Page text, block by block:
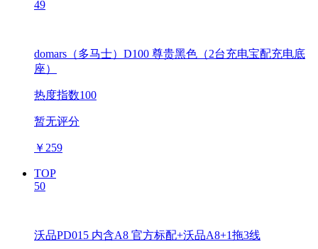
49
domars（多马士）D100 尊贵黑色（2台充电宝配充电底
座）
热度指数100
暂无评分
￥ 259
TOP
50
沃品PD015 内含A8 官方标配+沃品A8+1拖3线